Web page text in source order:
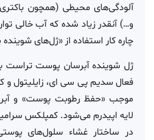
آلودگی‌های محیطی (همچون
و…) آنقدر زیاد شده که آب خالی توان
چاره کار استفاده از «ژل‌های
ژل شوینده آبرسان پوست تراست
فعال سدیم پی سی ای، زایلیتول و
موجب «حفظ رطوبت پوست» و
لایه اپیدرم می‌شود. کمپلکس
در ساختار غشاء سلول‌های